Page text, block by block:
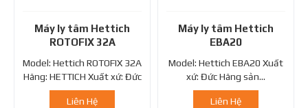
Máy ly tâm Hettich
ROTOFIX 32A
Model: Hettich ROTOFIX 32A
Hãng: HETTICH Xuất xứ: Đức
Liên Hệ
Máy ly tâm Hettich
EBA20
Model: Hettich EBA20 Xuất
xứ: Đức Hãng sản...
Liên Hệ